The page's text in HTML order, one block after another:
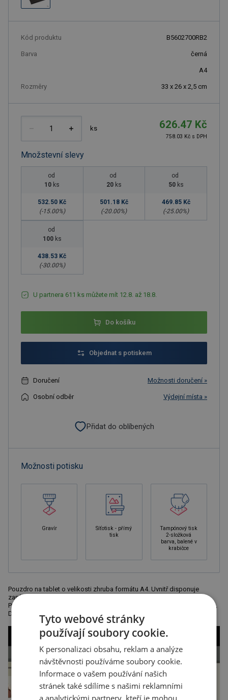
Kód produktu B5602700RB2
Barva černá
A4
Rozměry 33 x 26 x 2,5 cm
ks 626.47 Kč
758.03 Kč s DPH
Množstevní slevy
od
10 ks
532.50 Kč
(-15.00%)
od
20 ks
501.18 Kč
(-20.00%)
od
50 ks
469.85 Kč
(-25.00%)
od
100 ks
438.53 Kč
(-30.00%)
U partnera 611 ks můžete mít 12.8. až 18.8.
Do košíku
Objednat s potiskem
Doručení Možnosti doručení »
Osobní odběr Výdejní místa »
Přidat do oblíbených
Možnosti potisku
Gravír
Síťotisk - přímý
tisk
Tampónový tisk
2-složková
barva, balené v
krabičce
Pouzdro na tablet o velikosti zhruba formátu A4. Uvnitř disponuje
zapínatelnou kapsou, kapsou pro blok a elastickými očky na pera a
POWERBANK. Na vnější straně je kovový štítek připraven pro Vaše logo.
Doporučená technologie potisku: tamponová T3
Tyto webové stránky
používají soubory cookie.
K personalizaci obsahu, reklam a analýze
návštěvnosti používáme soubory cookie.
Informace o vašem používání našich
stránek také sdílíme s našimi reklamními
a analytickými partnery, kteří je mohou